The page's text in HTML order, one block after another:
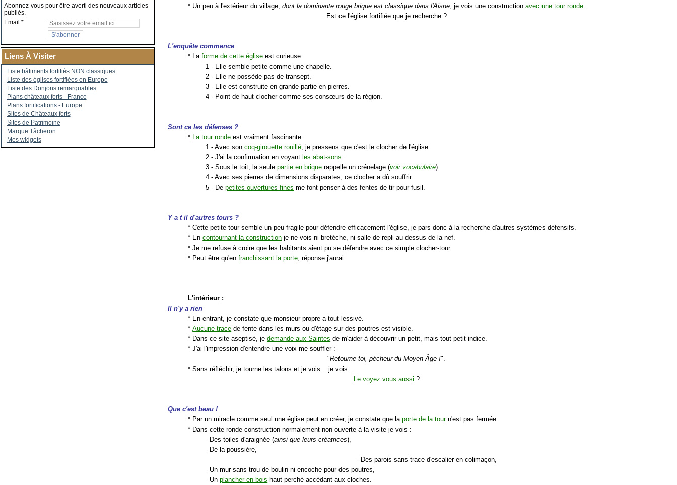
Abonnez-vous pour être averti des nouveaux articles
publiés.
Email
Liens À Visiter
Liste bâtiments fortifiés NON classiques
Liste des églises fortifiées en Europe
Liste des Donjons remarquables
Plans châteaux forts - France
Plans fortifications - Europe
Sites de Châteaux forts
Sites de Patrimoine
Marque Tâcheron
Mes widgets
* Un peu à l'extérieur du village,dont la dominante rouge brique est classique dans l'Aisne , je vois une constructionavec une tour ronde
Est ce l'église fortifiée que je recherche ?
L'enquête commence
* Laforme de cette église est curieuse :
1 - Elle semble petite comme une chapelle.
2 - Elle ne possède pas de transept.
3 - Elle est construite en grande partie en pierres.
4 - Point de haut clocher comme ses consœurs de la région.
Sont ce les défenses ?
*
La tour ronde est vraiment fascinante :
1 - Avec soncoq-girouette rouillé , je pressens que c'est le clocher de l'église.
2 - J'ai la confirmation en voyant les abat-sons
3 - Sous le toit, la seulepartie en brique rappelle un crénelage (voir vocabulaire).
4 - Avec ses pierres de dimensions disparates, ce clocher a dû souffrir.
5 - Depetites ouvertures fines me font penser à des fentes de tir pour fusil.
Y a t il d'autres tours ?
* Cette petite tour semble un peu fragile pour défendre efficacement l'église, je pars donc à la recherche d'autres systèmes défensifs.
* Encontournant la construction je ne vois ni bretèche, ni salle de repli au dessus de la nef.
* Je me refuse à croire que les habitants aient pu se défendre avec ce simple clocher-tour.
* Peut être qu'enfranchissant la porte , réponse j'aurai.
L'intérieur :
Il n'y a rien
* En entrant, je constate que monsieur propre a tout lessivé.
*Aucune trace de fente dans les murs ou d'étage sur des poutres est visible.
* Dans ce site aseptisé, jedemande aux Saintes de m'aider à découvrir un petit, mais tout petit indice.
* J'ai l'impression d'entendre une voix me souffler :
"Retourne toi, pécheur du Moyen Âge !".
* Sans réfléchir, je tourne les talons et je vois... je vois...
Le voyez vous aussi ?
Que c'est beau !
* Par un miracle comme seul une église peut en créer, je constate que laporte de la tourn'est pas fermée.
* Dans cette ronde construction normalement non ouverte à la visite je vois :
- Des toiles d'araignée (ainsi que leurs créatrices),
- De la poussière,
- Des parois sans trace d'escalier en colimaçon,
- Un mur sans trou de boulin ni encoche pour des poutres,
- Unplancher en bois haut perché accédant aux cloches.